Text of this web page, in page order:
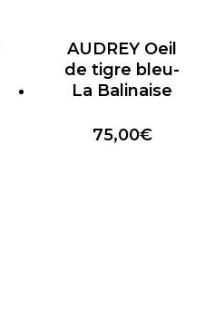
AUDREY Oeil
de tigre bleu-
La Balinaise
75,00€